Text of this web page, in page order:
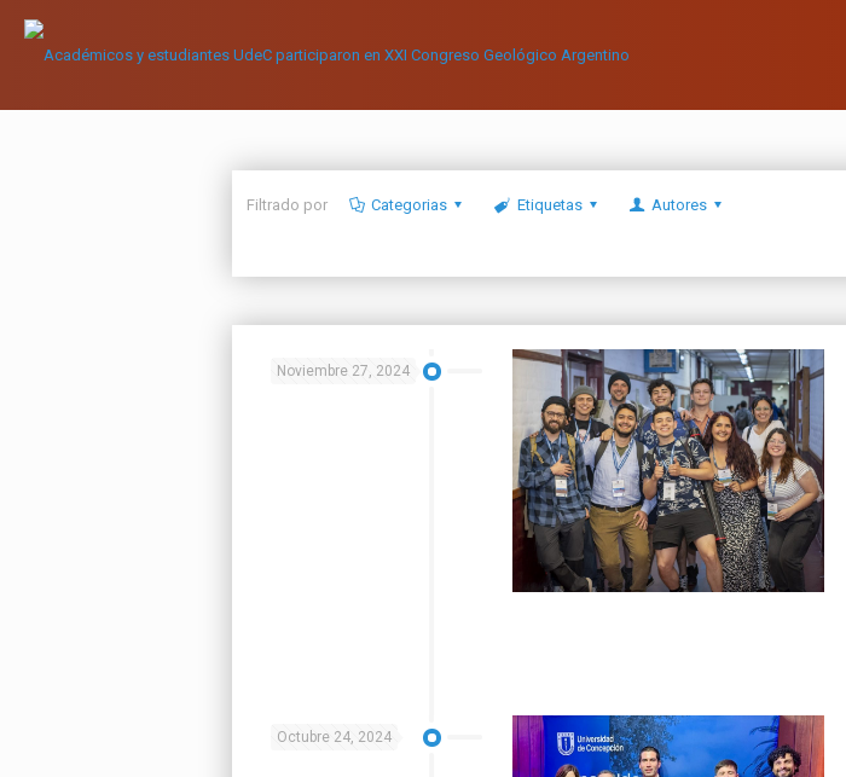
Filtrado por Categorias Etiquetas Autores
Noviembre 27, 2024
Octubre 24, 2024